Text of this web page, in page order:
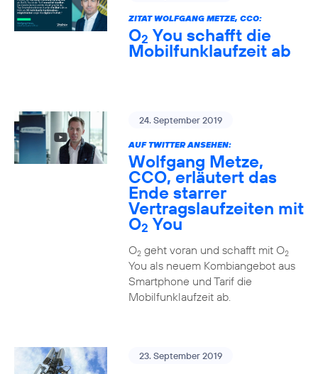
ZITAT WOLFGANG METZE, CCO:
O2 You schafft die
Mobilfunklaufzeit ab
24. September 2019
AUF TWITTER ANSEHEN:
Wolfgang Metze,
CCO, erläutert das
Ende starrer
Vertragslaufzeiten mit
O2 You
O2geht voran und schafft mit O2
You als neuem Kombiangebot aus
Smartphone und Tarif die
Mobilfunklaufzeit ab.
23. September 2019